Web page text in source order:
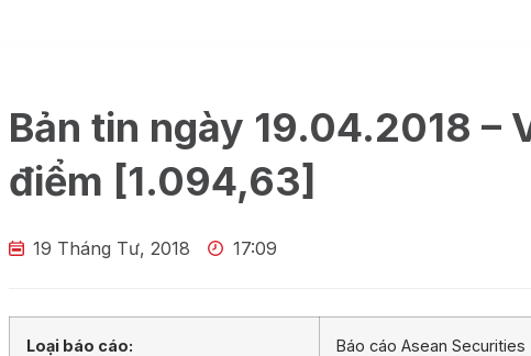
Bản tin ngày 19.04.2018 –
điểm [1.094,63]
19 Tháng Tư, 2018 17:09
Loại báo cáo: Báo cáo Asean Securities